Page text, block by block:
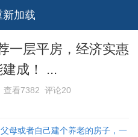
新加载
一层平房，经济实惠
成！ ...
查看7382 评论20
母或者自己建个养老的房子，一